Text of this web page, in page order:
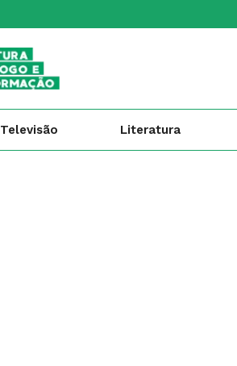
Televisão Literatura